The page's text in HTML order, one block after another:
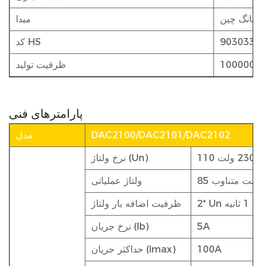
مبدا چین
کد HS
ظرفیت تولید
پارامترهای فنی
مدل DAC2100/DAC2101/DAC2102
نرخ ولتاژ (Un)
ولتاژ عملیاتی
ظرفیت اضافه بار ولتاژ
نرخ جریان (Ib) 5A
حداکثر جریان (Imax) 100A